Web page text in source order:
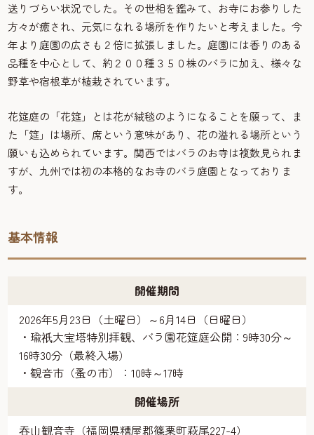
送りづらい状況でした。その世相を鑑みて、お寺にお参りした
方々が癒され、元気になれる場所を作りたいと考えました。今
年より庭園の広さも２倍に拡張しました。庭園には香りのある
品種を中心として、約２００種３５０株のバラに加え、様々な
野草や宿根草が植栽されています。
花筵庭の「花筵」とは花が絨毯のようになることを願って、ま
た「筵」は場所、席という意味があり、花の溢れる場所という
願いも込められています。関西ではバラのお寺は複数見られま
すが、九州では初の本格的なお寺のバラ庭園となっておりま
す。
基本情報
開催期間
2026年5月23日（土曜日）～6月14日（日曜日）
・瑜祇大宝塔特別拝観、バラ園花筵庭公開：9時30分～
16時30分（最終入場）
・観音市（蚤の市）：10時～17時
開催場所
吞山観音寺（福岡県糟屋郡篠栗町萩尾227-4）